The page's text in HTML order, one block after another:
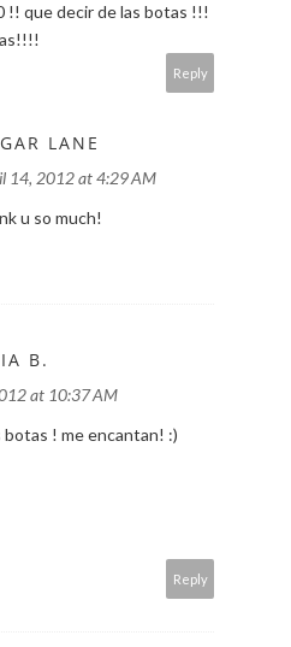
!! que decir de las botas !!!
Reply
LANE
14, 2012 at 4:29 AM
u so much!
B.
at 10:37 AM
botas ! me encantan! :)
Reply